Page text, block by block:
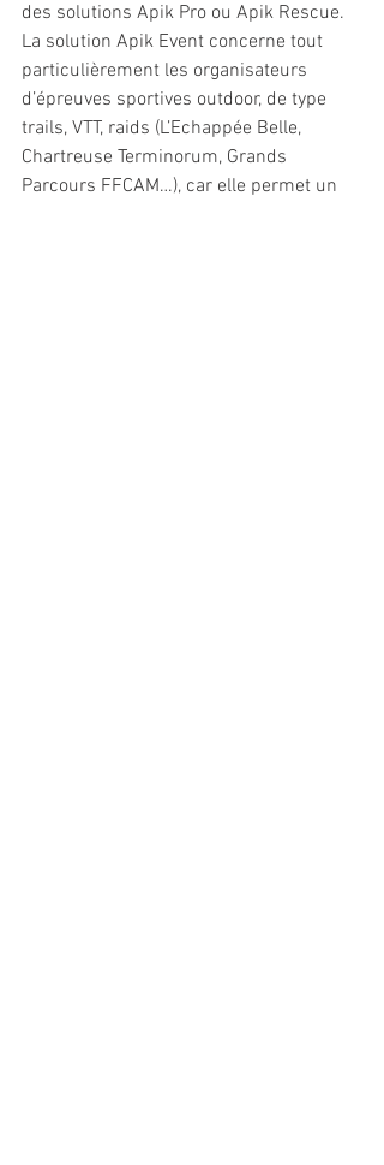
des solutions Apik Pro ou Apik Rescue.
La solution Apik Event concerne tout
particulièrement les organisateurs
d’épreuves sportives outdoor, de type
trails, VTT, raids (L’Echappée Belle,
Chartreuse Terminorum, Grands
Parcours FFCAM…), car elle permet un